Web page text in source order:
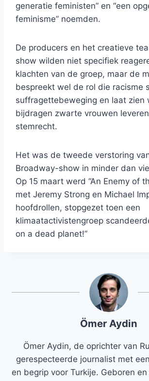
generatie feministen” en “een
feminisme” noemden.
De producers en het creatieve
show wilden niet specifiek
klachten van de groep, maar de
bespreekt wel de rol die racisme
suffragettebeweging en laat zien
bijdragen zwarte vrouwen
stemrecht.
Het was de tweede verstoring
Broadway-show in minder dan
Op 15 maart werd “An Enemy of
met Jeremy Strong en Michael
hoofdrollen, stopgezet toen een
klimaatactivistengroep
on a dead planet!”
Ömer Aydin
Ömer Aydin, de oprichter van
gerespecteerde journalist met
en begrip voor Turkije. Geboren